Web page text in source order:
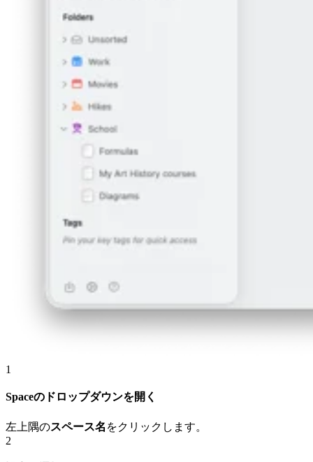
1
Spaceのドロップダウンを開く
左上隅のスペース名 をクリックします。
2